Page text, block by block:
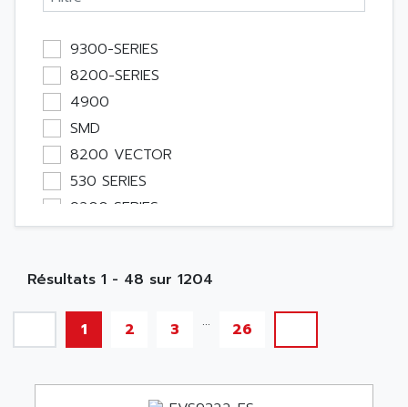
Memoire
Module Métier
Moteur
Pupitre Opérateur
Rack
Etude
Software
Variateur
Actif
Consommable
Optoélectronique
Passif
Bureau
9300-SERIES
8200-SERIES
4900
SMD
8200 VECTOR
530 SERIES
9200 SERIES
9210 SERIE
8600 SERIE
8200 SERIES
SERIE 9200
EVF
Résultats 1 - 48 sur 1204
1 2 3 ... 26